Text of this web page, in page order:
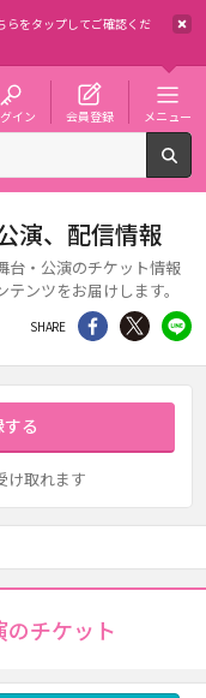
らをタップしてご確認くだ
イン 会員登録 メニュー
演、配信情報
台・公演のチケット情報
ンツをお届けします。
SHARE シェア Twitter
る
け取れます
チケット